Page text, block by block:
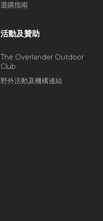
選購指南
活動及贊助
The Overlander Outdoor
Club
野外活動及機構連結